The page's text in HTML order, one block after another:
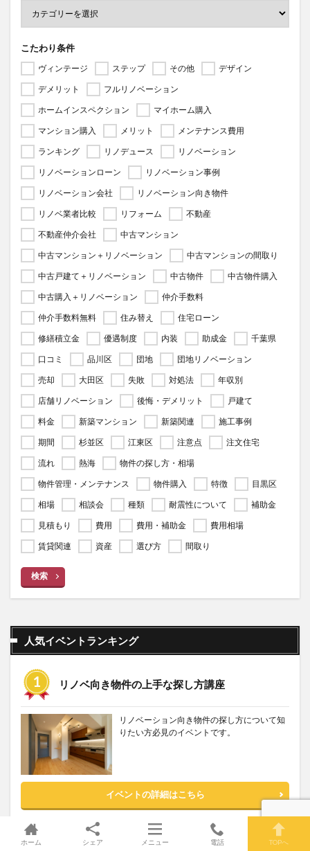
こたわり条件
ヴィンテージ ステップ その他
デザイン
デメリット
フルリノベーション
ホームインスペクション
マイホーム購入
マンション購入
メリット
メンテナンス費用
ランキング
リノデュース
リノベーション
リノベーションローン
リノベーション事例
リノベーション会社
リノベーション向き物件
リノベ業者比較
リフォーム
不動産
不動産仲介会社
中古マンション
中古マンション＋リノベーション
中古マンションの間取り
中古戸建て＋リノベーション
中古物件
中古物件購入
中古購入＋リノベーション
仲介手数料
仲介手数料無料
住み替え
住宅ローン
修繕積立金
優遇制度 内装 助成金
千葉県
口コミ
品川区 団地
団地リノベーション
売却
大田区 失敗 対処法
年収別
店舗リノベーション
後悔・デメリット
戸建て
料金
新築マンション 新築関連
施工事例
期間
杉並区 江東区 注意点
注文住宅
流れ
熱海
物件の探し方・相場
物件管理・メンテナンス
物件購入 特徴
目黒区
相場
相談会 種類 耐震性について
補助金
見積もり
費用 費用・補助金
費用相場
賃貸関連
資産 選び方 間取り
検索
人気イベントランキング
リノベ向き物件の上手な探し方講座
リノベーション向き物件の探し方について知
りたい方必見のイベントです。
イベントの詳細はこちら
中古購入+リノベーションまとめ基礎講座
ホーム シェア メニュー 電話 TOPへ